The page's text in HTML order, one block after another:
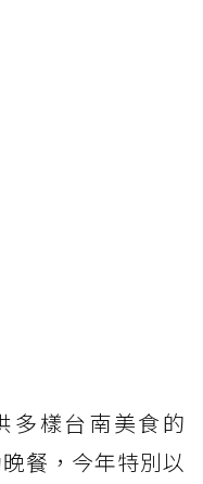
多樣台南美食的
餐，今年特別以